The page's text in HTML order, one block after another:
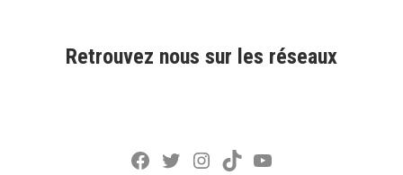
Retrouvez nous sur les réseaux
Facebook
Twitter
Instagram
TikTokYouTube